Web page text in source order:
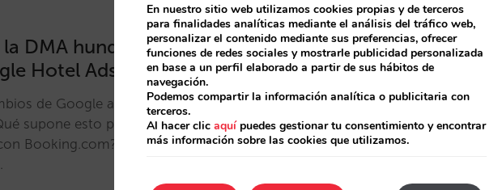
DMA hunde un 30% clics y
Hotel Ads
de Google al usuario? ¿Qué han
supone esto para la industria
Booking.com?, ¿es gatekeeper?
En nuestro sitio web utilizamos cookies propias y de terceros
para finalidades analíticas mediante el análisis del tráfico web,
personalizar el contenido mediante sus preferencias, ofrecer
funciones de redes sociales y mostrarle publicidad personalizada
en base a un perfil elaborado a partir de sus hábitos de
navegación.
Podemos compartir la información analítica o publicitaria con
terceros.
Al hacer clic aquípuedes gestionar tu consentimiento y encontrar
más información sobre las cookies que utilizamos.